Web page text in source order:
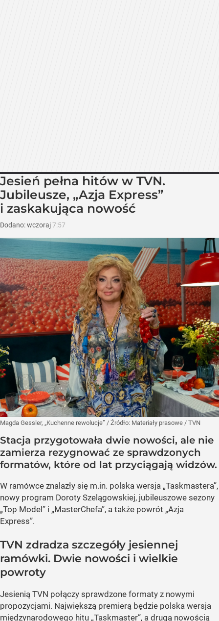
Jesień pełna hitów w TVN.
Jubileusze, „Azja Express”
i zaskakująca nowość
Dodano:wczoraj7:57
Magda Gessler, „Kuchenne rewolucje” / Źródło: Materiały prasowe / TVN
Stacja przygotowała dwie nowości, ale nie
zamierza rezygnować ze sprawdzonych
formatów, które od lat przyciągają widzów.
W ramówce znalazły się m.in. polska wersja „Taskmastera”,
nowy program Doroty Szelągowskiej, jubileuszowe sezony
„Top Model” i „MasterChefa”, a także powrót „Azja
Express”.
TVN zdradza szczegóły jesiennej
ramówki. Dwie nowości i wielkie
powroty
Jesienią TVN połączy sprawdzone formaty z nowymi
propozycjami. Największą premierą będzie polska wersja
międzynarodowego hitu „Taskmaster”, a drugą nowością